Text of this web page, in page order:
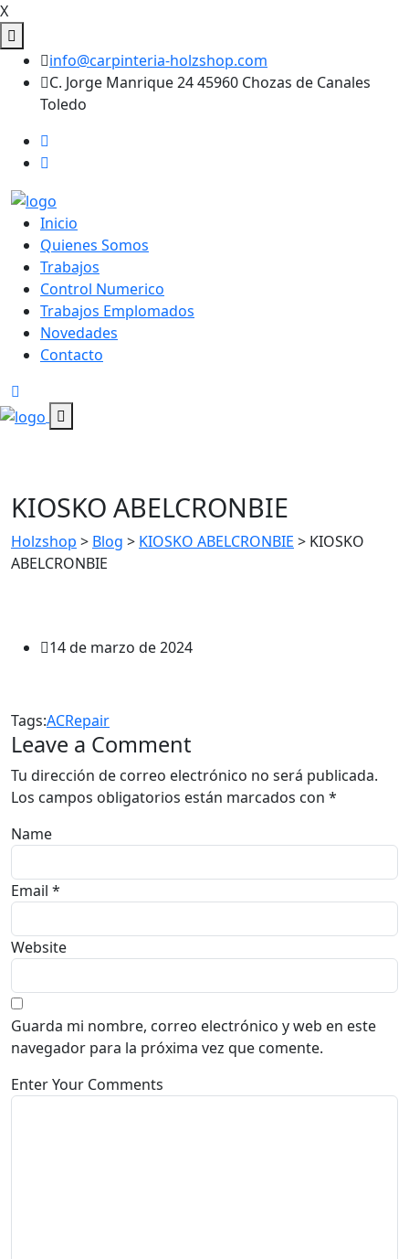
X
info@carpinteria-holzshop.com
C. Jorge Manrique 24 45960 Chozas de Canales
Toledo
Inicio
Quienes Somos
Trabajos
Control Numerico
Trabajos Emplomados
Novedades
Contacto
KIOSKO ABELCRONBIE
Holzshop > Blog > KIOSKO ABELCRONBIE > KIOSKO
ABELCRONBIE
14 de marzo de 2024
Tags:ACRepair
Leave a Comment
Tu dirección de correo electrónico no será publicada.
Los campos obligatorios están marcados con *
Name
Email *
Website
Guarda mi nombre, correo electrónico y web en este
navegador para la próxima vez que comente.
Enter Your Comments